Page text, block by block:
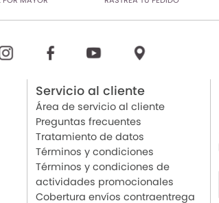
Servicio al cliente
Área de servicio al cliente
Preguntas frecuentes
Tratamiento de datos
Términos y condiciones
Términos y condiciones de
actividades promocionales
Cobertura envíos contraentrega